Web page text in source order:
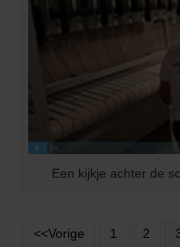
Een kijkje achter de
<<Vorige 1 2